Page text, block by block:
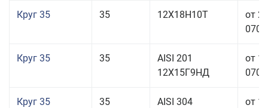
Круг 35 35 12Х18Н10Т
от
Круг 35 35
AISI 201
12Х15Г9НД
от
Круг 35 35
AISI 304
от